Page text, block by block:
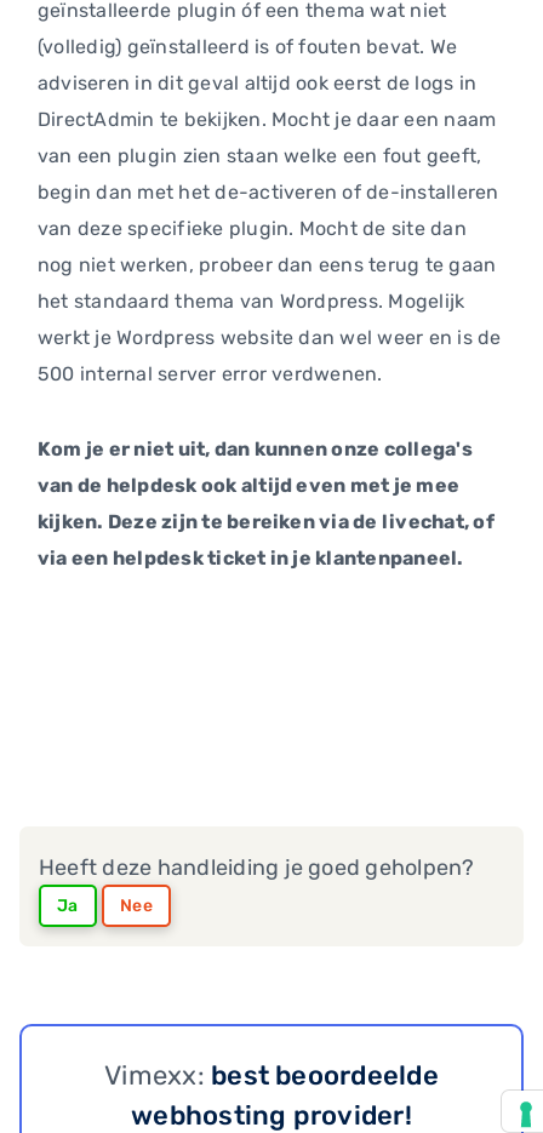
geïnstalleerde plugin óf een thema wat niet
(volledig) geïnstalleerd is of fouten bevat. We
adviseren in dit geval altijd ook eerst de logs in
DirectAdmin te bekijken. Mocht je daar een naam
van een plugin zien staan welke een fout geeft,
begin dan met het de-activeren of de-installeren
van deze specifieke plugin. Mocht de site dan
nog niet werken, probeer dan eens terug te gaan
het standaard thema van Wordpress. Mogelijk
werkt je Wordpress website dan wel weer en is de
500 internal server error verdwenen.
Kom je er niet uit, dan kunnen onze collega's
van de helpdesk ook altijd even met je mee
kijken. Deze zijn te bereiken via de livechat, of
via een helpdesk ticket in je klantenpaneel.
Heeft deze handleiding je goed geholpen?
Ja Nee
Vimexx: best beoordeelde
webhosting provider!